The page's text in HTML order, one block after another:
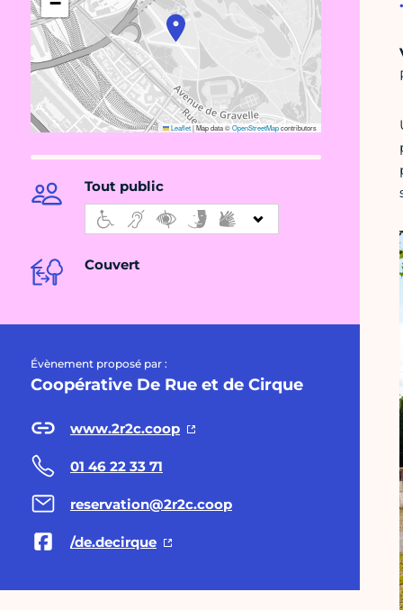
Leaflet|Map data ©OpenStreetMapcontributors
Tout public
Couvert
Évènement proposé par :
Coopérative De Rue et de Cirque
www.2r2c.coop
01 46 22 33 71
reservation@2r2c.coop
/de.decirque